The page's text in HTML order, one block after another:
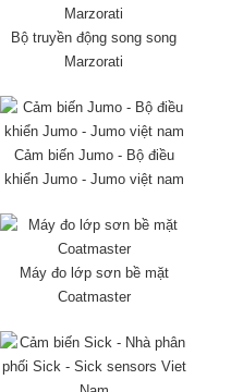
Bộ truyền động song song
Marzorati
Cảm biến Jumo - Bộ điều
khiển Jumo - Jumo việt nam
Máy đo lớp sơn bề mặt
Coatmaster